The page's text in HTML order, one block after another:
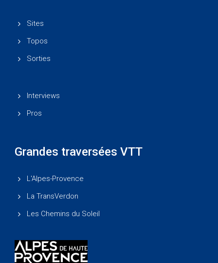
Sites
Topos
Sorties
Interviews
Pros
Grandes traversées VTT
L'Alpes-Provence
La TransVerdon
Les Chemins du Soleil